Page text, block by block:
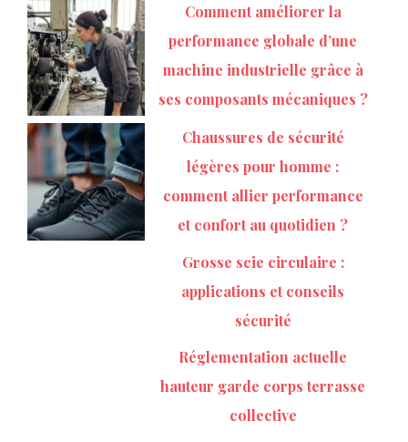
Comment améliorer la
performance globale d’une
machine industrielle grâce à
ses composants mécaniques ?
Chaussures de sécurité
légères pour homme :
comment allier performance
et confort au quotidien ?
Grosse scie circulaire :
applications et conseils
sécurité
Réglementation actuelle
hauteur garde corps terrasse
collective